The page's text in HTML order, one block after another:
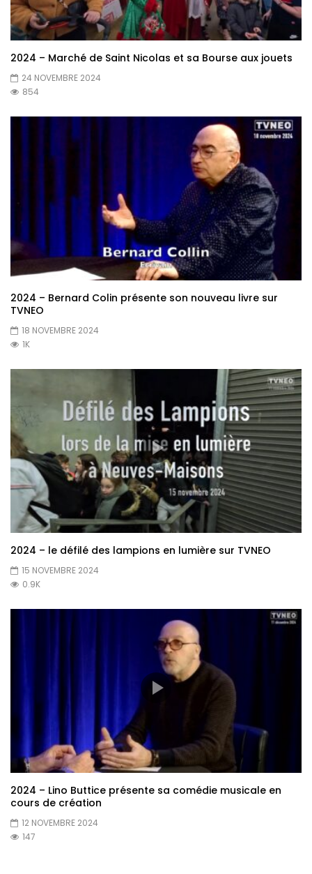
2024 – Marché de Saint Nicolas et sa Bourse aux jouets
24 NOVEMBRE 2024
854
2024 – Bernard Colin présente son nouveau livre sur
TVNEO
18 NOVEMBRE 2024
1K
2024 – le défilé des lampions en lumière sur TVNEO
15 NOVEMBRE 2024
0.9K
2024 – Lino Buttice présente sa comédie musicale en
cours de création
12 NOVEMBRE 2024
147